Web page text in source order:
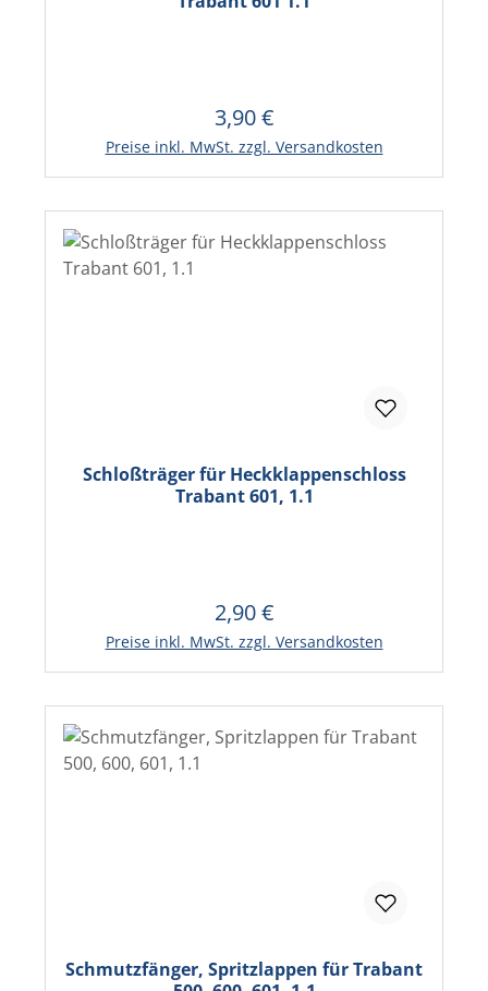
Regulärer Preis:
3,90 €
Preise inkl. MwSt. zzgl. Versandkosten
In den Warenkorb
Schloßträger für Heckklappenschloss
Trabant 601, 1.1
Regulärer Preis:
2,90 €
Preise inkl. MwSt. zzgl. Versandkosten
In den Warenkorb
Schmutzfänger, Spritzlappen für Trabant